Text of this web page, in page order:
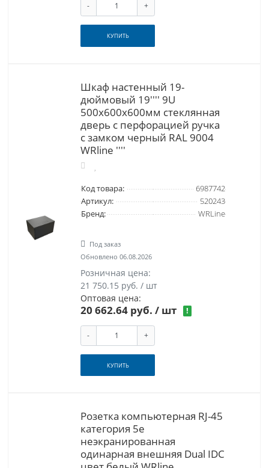
- +
КУПИТЬ
Шкаф настенный 19-
дюймовый 19'''' 9U
500x600х600мм стеклянная
дверь с перфорацией ручка
с замком черный RAL 9004
WRline ''''
Код товара:
6987742
Артикул:
520243
Бренд:
WRLine
Под заказ
Обновлено 06.08.2026
Розничная цена:
21 750.15 руб. / шт
Оптовая цена:
20 662.64 руб. / шт !
- +
КУПИТЬ
Розетка компьютерная RJ-45
категория 5e
неэкранированная
одинарная внешняя Dual IDC